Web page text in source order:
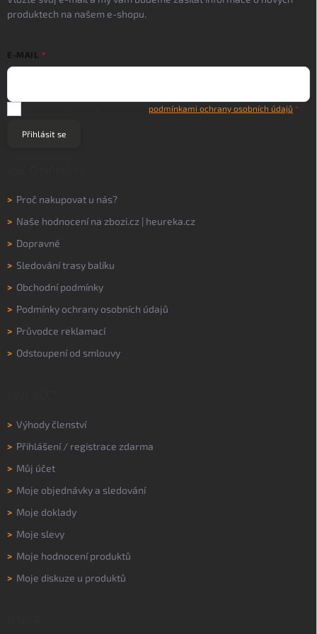
produktech na našem e-shopu.
E-MAIL
podmínkami ochrany osobních údajů
Přihlásit se
> Proč nakupovat u nás?
> Naše hodnocení na zbozi.cz | heureka.cz
> Dopravné
> Sledování trasy balíku
> Obchodní podmínky
> Podmínky ochrany osobních údajů
> Průvodce reklamací
> Odstoupení od smlouvy
> Výhody členství
> Přihlášení/ registrace zdarma
> Můj účet
> Moje objednávky a sledování
> Moje doklady
> Moje slevy
> Moje hodnocení produktů
> Moje diskuze u produktů